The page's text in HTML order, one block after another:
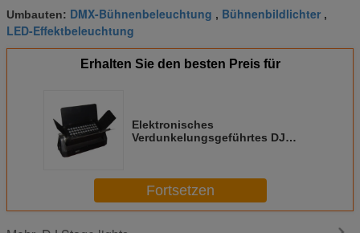
Umbauten: DMX-Bühnenbeleuchtung , Bühnenbildlichter ,
LED-Effektbeleuchtung
Erhalten Sie den besten Preis für
Elektronisches
Verdunkelungsgeführtes DJ
Fortsetzen